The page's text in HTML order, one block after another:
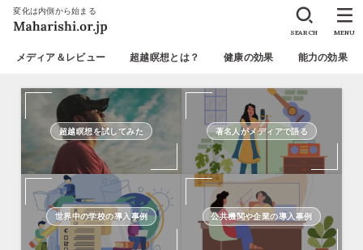
変化は内側から始まる
メディア＆レビュー 超越瞑想とは？ 健康の効果 能力の効果
SEARCH MENU
超越瞑想を試してみた 著名人がメディアで語る
世界中の学校の導入事例 公共機関や企業の導入事例